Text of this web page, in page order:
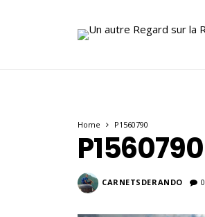
Home P1560790
P1560790
CARNETSDERANDO 0